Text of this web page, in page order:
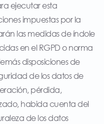
ejecutar esta
impuestas por la
las medidas de índole
en el RGPD o norma
disposiciones de
de los datos de
pérdida,
habida cuenta del
de los datos